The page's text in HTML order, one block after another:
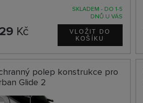
SKLADEM - DO 1-5
DNŮ U VÁS
Kč
polep konstrukce pro
Glide 2